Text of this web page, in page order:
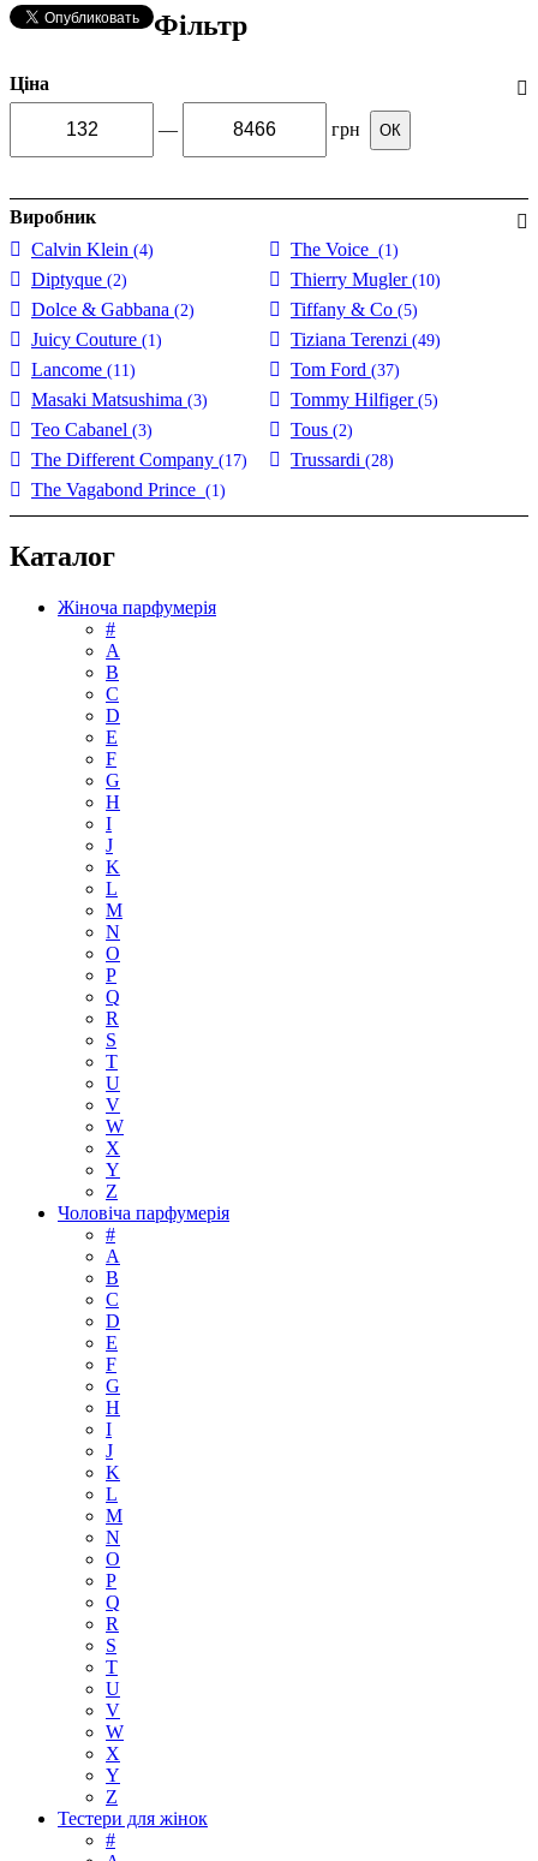
Фільтр
Ціна
— грн ОК
Виробник
Calvin Klein (4)
Diptyque (2)
Dolce & Gabbana (2)
Juicy Couture (1)
Lancome (11)
Masaki Matsushima (3)
Teo Cabanel (3)
The Different Company (17)
The Vagabond Prince (1)
The Voice (1)
Thierry Mugler (10)
Tiffany & Co (5)
Tiziana Terenzi (49)
Tom Ford (37)
Tommy Hilfiger (5)
Tous (2)
Trussardi (28)
Каталог
Жіноча парфумерія
#
А
B
C
D
E
F
G
H
I
J
K
L
M
N
O
P
Q
R
S
T
U
V
W
X
Y
Z
Чоловіча парфумерія
#
A
B
C
D
E
F
G
H
I
J
K
L
M
N
O
P
Q
R
S
T
U
V
W
X
Y
Z
Тестери для жінок
#